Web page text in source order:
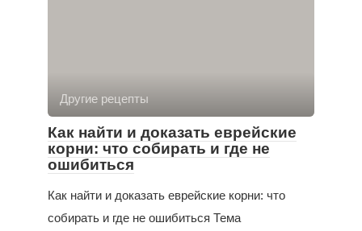
Другие рецепты
Как найти и доказать еврейские
корни: что собирать и где не
ошибиться
Как найти и доказать еврейские корни: что
собирать и где не ошибиться Тема